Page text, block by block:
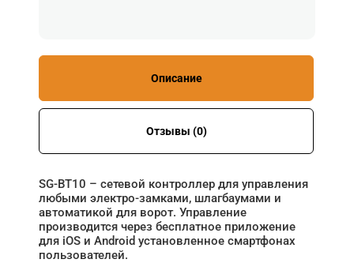
Описание
Отзывы (0)
SG-BT10 – сетевой контроллер для управления
любыми электро-замками, шлагбаумами и
автоматикой для ворот. Управление
производится через бесплатное приложение
для iOS и Android установленное смартфонах
пользователей.